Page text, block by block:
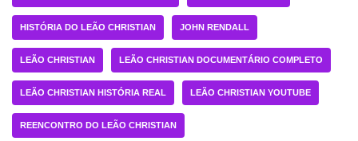
HISTÓRIA DO LEÃO CHRISTIAN JOHN RENDALL
LEÃO CHRISTIAN LEÃO CHRISTIAN DOCUMENTÁRIO COMPLETO
LEÃO CHRISTIAN HISTÓRIA REAL LEÃO CHRISTIAN YOUTUBE
REENCONTRO DO LEÃO CHRISTIAN